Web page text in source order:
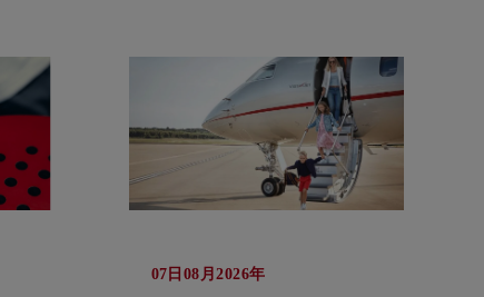
07日08月2026年